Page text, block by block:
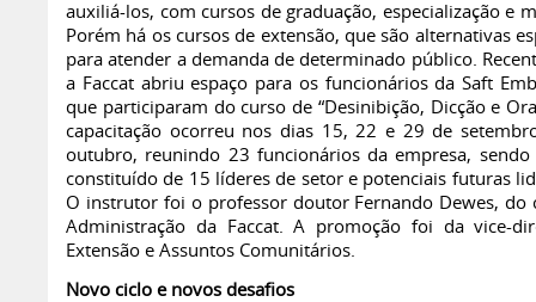
auxiliá-los, com cursos de graduação, especialização e
Porém há os cursos de extensão, que são alternativas
para atender a demanda de determinado público.
a Faccat abriu espaço para os funcionários da Saft
que participaram do curso de “Desinibição, Dicção e
capacitação ocorreu nos dias 15, 22 e 29 de
outubro, reunindo 23 funcionários da empresa,
constituído de 15 líderes de setor e potenciais futuras
O instrutor foi o professor doutor Fernando Dewes, do
Administração da Faccat. A promoção foi da vice-
Extensão e Assuntos Comunitários.
Novo ciclo e novos desafios